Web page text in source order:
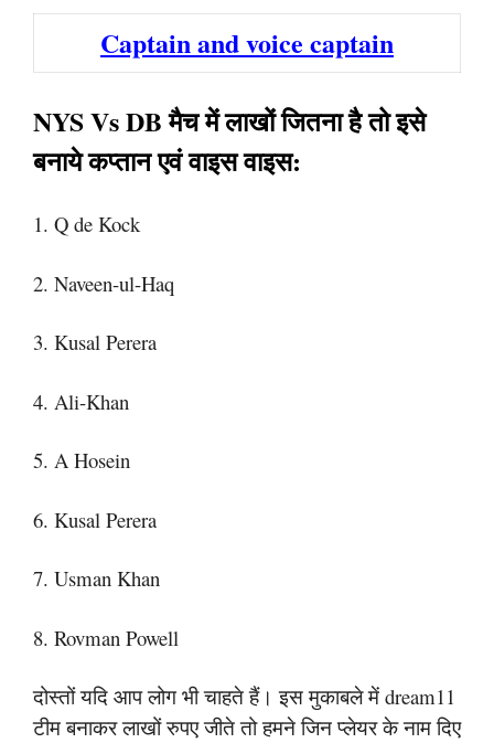
Captain and voice captain
NYS Vs DB मैच में लाखों जितना है तो इसे
बनाये कप्तान एवं वाइस वाइस:
1. Q de Kock
2. Naveen-ul-Haq
3. Kusal Perera
4. Ali-Khan
5. A Hosein
6. Kusal Perera
7. Usman Khan
8. Rovman Powell
दोस्तों यदि आप लोग भी चाहते हैं। इस मुकाबले में dream11
टीम बनाकर लाखों रुपए जीते तो हमने जिन प्लेयर के नाम दिए